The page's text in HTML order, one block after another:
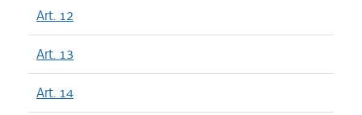
Art. 12
Art. 13
Art. 14